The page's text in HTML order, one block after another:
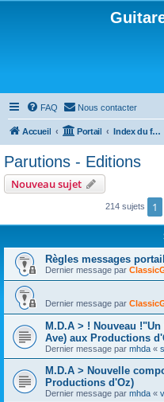
FAQ Nous contacter
Accueil Portail Index du forum
Parutions - Editions
Nouveau sujet
214 sujets 1
Règles messages portail
Dernier message par
Dernier message par
M.D.A > ! Nouveau
Ave) aux Productions
Dernier message par mhda «
M.D.A > Nouvelle
Productions d'Oz)
Dernier message par mhda «